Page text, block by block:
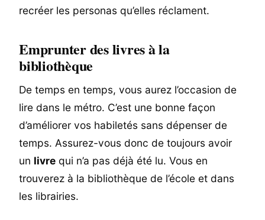
recréer les personas qu’elles réclament.
Emprunter des livres à la
bibliothèque
De temps en temps, vous aurez l’occasion de
lire dans le métro. C’est une bonne façon
d’améliorer vos habiletés sans dépenser de
temps. Assurez-vous donc de toujours avoir
un livre qui n’a pas déjà été lu. Vous en
trouverez à la bibliothèque de l’école et dans
les librairies.